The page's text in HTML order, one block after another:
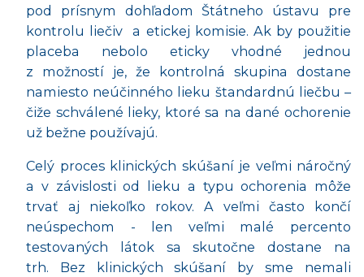
pod prísnym dohľadom Štátneho ústavu pre
kontrolu liečiv
a etickej komisie. Ak by použitie
placeba nebolo eticky vhodné jednou
z možností je, že kontrolná skupina dostane
namiesto neúčinného lieku štandardnú liečbu –
čiže schválené lieky, ktoré sa na dané ochorenie
už bežne používajú.
Celý proces klinických skúšaní je veľmi náročný
a v závislosti od lieku a typu ochorenia môže
trvať aj niekoľko rokov. A veľmi často končí
neúspechom - len veľmi malé percento
testovaných látok sa skutočne dostane na
trh. Bez klinických skúšaní by sme nemali